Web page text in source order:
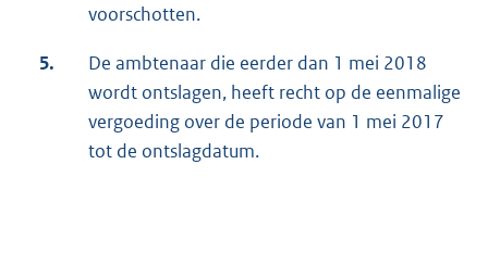
voorschotten.
5.
De ambtenaar die eerder dan 1 mei 2018
wordt ontslagen, heeft recht op de eenmalige
vergoeding over de periode van 1 mei 2017
tot de ontslagdatum.